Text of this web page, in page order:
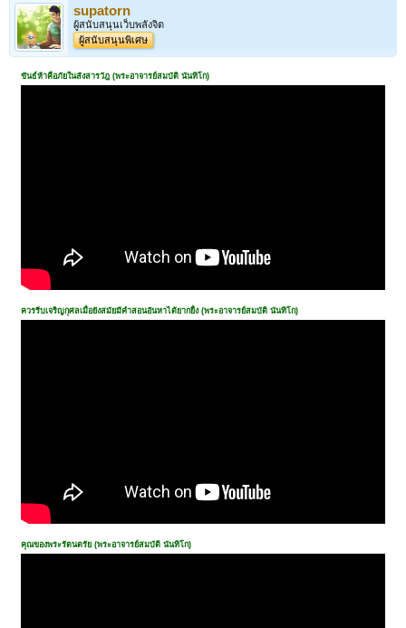
supatorn
ผู้สนับสนุนเว็บพลังจิต
ผู้สนับสนุนพิเศษ
ขันธ์ห้าคือภัยในสังสารวัฎ (พระอาจารย์สมบัติ นันทิโก)
ควรรีบเจริญกุศลเมื่อยังสมัยมีคำสอนอันหาได้ยากยื่ง (พระอาจารย์สมบัติ นันทิโก)
คุณของพระรัตนตรัย (พระอาจารย์สมบัติ นันทิโก)